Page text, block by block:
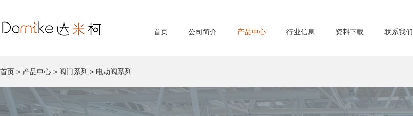
首页 公司简介 产品中心 行业信息 资料下载 联系我们
首页 > 产品中心 > 阀门系列 > 电动阀系列